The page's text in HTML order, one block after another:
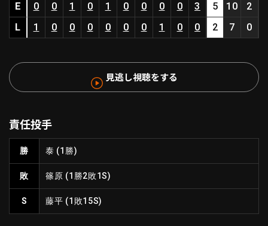
動画
ファーム東地区
ファーム中地区
ファーム西地区
交流戦
北海道日本ハムファイターズ
東北楽天ゴールデンイーグルス
埼玉西武ライオンズ
千葉ロッテマリーンズ
オリックス・バファローズ
ニュース
設定
E 0 0 1 0 1 0 0 0 0 3 5 10
2
L
1 0 0 0 0 0 0 1 0 0 2 7 0
見逃し視聴をする
責任投手
勝 泰 (1勝)
敗 篠原 (1勝2敗1S)
S 藤平 (1敗15S)